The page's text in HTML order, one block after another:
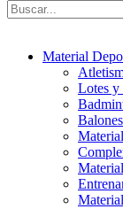
Material
Lotes y
Balones